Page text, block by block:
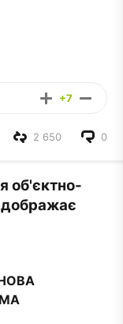
+7
0
2 650
об'єктно-